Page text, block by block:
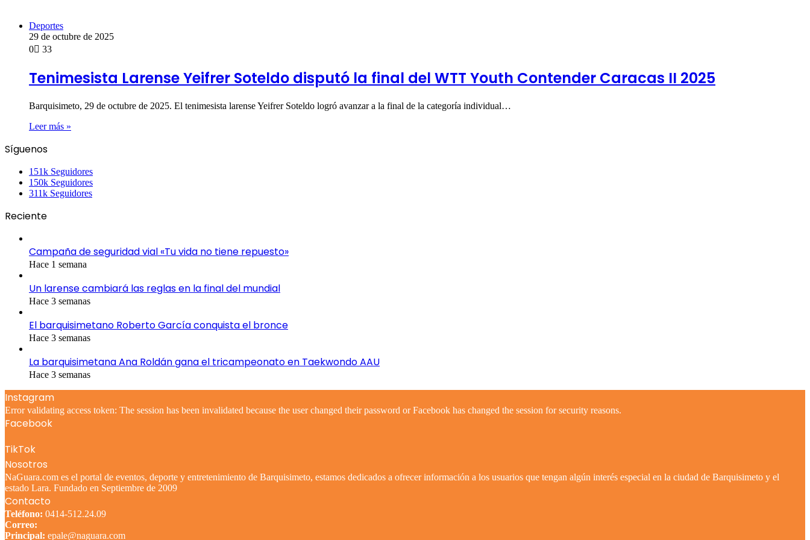
Deportes
29 de octubre de 2025
0
33
Tenimesista Larense Yeifrer Soteldo disputó la final del WTT Youth Contender Caracas II 2025
Barquisimeto, 29 de octubre de 2025. El tenimesista larense Yeifrer Soteldo logró avanzar a la final de la categoría individual…
Leer más »
Síguenos
151k Seguidores
150k Seguidores
311k Seguidores
Reciente
Campaña de seguridad vial «Tu vida no tiene repuesto»
Hace 1 semana
Un larense cambiará las reglas en la final del mundial
Hace 3 semanas
El barquisimetano Roberto García conquista el bronce
Hace 3 semanas
La barquisimetana Ana Roldán gana el tricampeonato en Taekwondo AAU
Hace 3 semanas
Instagram
Error validating access token: The session has been invalidated because the user changed their password or Facebook has changed the session for security reasons.
Facebook
TikTok
Nosotros
NaGuara.com es el portal de eventos, deporte y entretenimiento de Barquisimeto, estamos dedicados a ofrecer información a los usuarios que tengan algún interés especial en la ciudad de Barquisimeto y el
estado Lara. Fundado en Septiembre de 2009
Contacto
Teléfono: 0414-512.24.09
Correo:
Principal: epale@naguara.com